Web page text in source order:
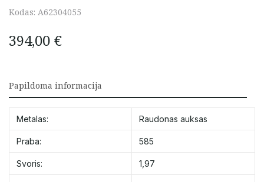
Kodas: A62304055
394,00 €
Papildoma informacija
Metalas: Raudonas auksas
Praba: 585
Svoris: 1,97